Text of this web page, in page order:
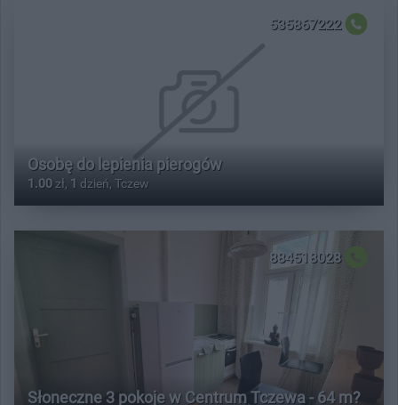
535867222
Osobę do lepienia pierogów
1.00 zł, 1 dzień, Tczew
884518028
Słoneczne 3 pokoje w Centrum Tczewa - 64 m?